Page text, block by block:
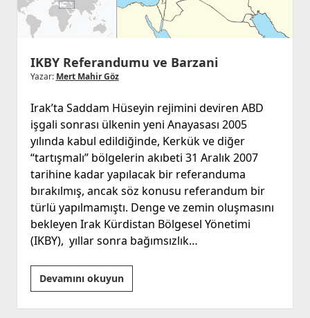
IKBY Referandumu ve Barzani
Yazar: Mert Mahir Göz
Irak’ta Saddam Hüseyin rejimini deviren ABD
işgali sonrası ülkenin yeni Anayasası 2005
yılında kabul edildiğinde, Kerkük ve diğer
“tartışmalı” bölgelerin akıbeti 31 Aralık 2007
tarihine kadar yapılacak bir referanduma
bırakılmış, ancak söz konusu referandum bir
türlü yapılmamıştı. Denge ve zemin oluşmasını
bekleyen Irak Kürdistan Bölgesel Yönetimi
(IKBY), yıllar sonra bağımsızlık…
Devamını okuyunIKBY
Referandumu
ve